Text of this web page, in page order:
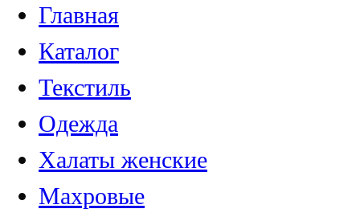
Главная
Каталог
Текстиль
Одежда
Халаты женские
Махровые